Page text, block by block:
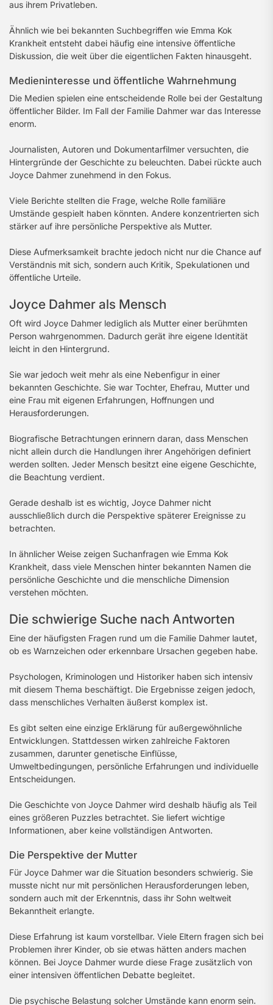
aus ihrem Privatleben.
Ähnlich wie bei bekannten Suchbegriffen wie Emma Kok
Krankheit entsteht dabei häufig eine intensive öffentliche
Diskussion, die weit über die eigentlichen Fakten hinausgeht.
Medieninteresse und öffentliche Wahrnehmung
Die Medien spielen eine entscheidende Rolle bei der Gestaltung
öffentlicher Bilder. Im Fall der Familie Dahmer war das Interesse
enorm.
Journalisten, Autoren und Dokumentarfilmer versuchten, die
Hintergründe der Geschichte zu beleuchten. Dabei rückte auch
Joyce Dahmer zunehmend in den Fokus.
Viele Berichte stellten die Frage, welche Rolle familiäre
Umstände gespielt haben könnten. Andere konzentrierten sich
stärker auf ihre persönliche Perspektive als Mutter.
Diese Aufmerksamkeit brachte jedoch nicht nur die Chance auf
Verständnis mit sich, sondern auch Kritik, Spekulationen und
öffentliche Urteile.
Joyce Dahmer als Mensch
Oft wird Joyce Dahmer lediglich als Mutter einer berühmten
Person wahrgenommen. Dadurch gerät ihre eigene Identität
leicht in den Hintergrund.
Sie war jedoch weit mehr als eine Nebenfigur in einer
bekannten Geschichte. Sie war Tochter, Ehefrau, Mutter und
eine Frau mit eigenen Erfahrungen, Hoffnungen und
Herausforderungen.
Biografische Betrachtungen erinnern daran, dass Menschen
nicht allein durch die Handlungen ihrer Angehörigen definiert
werden sollten. Jeder Mensch besitzt eine eigene Geschichte,
die Beachtung verdient.
Gerade deshalb ist es wichtig, Joyce Dahmer nicht
ausschließlich durch die Perspektive späterer Ereignisse zu
betrachten.
In ähnlicher Weise zeigen Suchanfragen wie Emma Kok
Krankheit, dass viele Menschen hinter bekannten Namen die
persönliche Geschichte und die menschliche Dimension
verstehen möchten.
Die schwierige Suche nach Antworten
Eine der häufigsten Fragen rund um die Familie Dahmer lautet,
ob es Warnzeichen oder erkennbare Ursachen gegeben habe.
Psychologen, Kriminologen und Historiker haben sich intensiv
mit diesem Thema beschäftigt. Die Ergebnisse zeigen jedoch,
dass menschliches Verhalten äußerst komplex ist.
Es gibt selten eine einzige Erklärung für außergewöhnliche
Entwicklungen. Stattdessen wirken zahlreiche Faktoren
zusammen, darunter genetische Einflüsse,
Umweltbedingungen, persönliche Erfahrungen und individuelle
Entscheidungen.
Die Geschichte von Joyce Dahmer wird deshalb häufig als Teil
eines größeren Puzzles betrachtet. Sie liefert wichtige
Informationen, aber keine vollständigen Antworten.
Die Perspektive der Mutter
Für Joyce Dahmer war die Situation besonders schwierig. Sie
musste nicht nur mit persönlichen Herausforderungen leben,
sondern auch mit der Erkenntnis, dass ihr Sohn weltweit
Bekanntheit erlangte.
Diese Erfahrung ist kaum vorstellbar. Viele Eltern fragen sich bei
Problemen ihrer Kinder, ob sie etwas hätten anders machen
können. Bei Joyce Dahmer wurde diese Frage zusätzlich von
einer intensiven öffentlichen Debatte begleitet.
Die psychische Belastung solcher Umstände kann enorm sein.